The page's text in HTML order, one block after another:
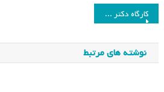
راهبری
نوشته
کارگاه دکتر مصطفی قادری «روش قوم‌نگاری در مطالعات برنامه درسی»
نوشته های مرتبط